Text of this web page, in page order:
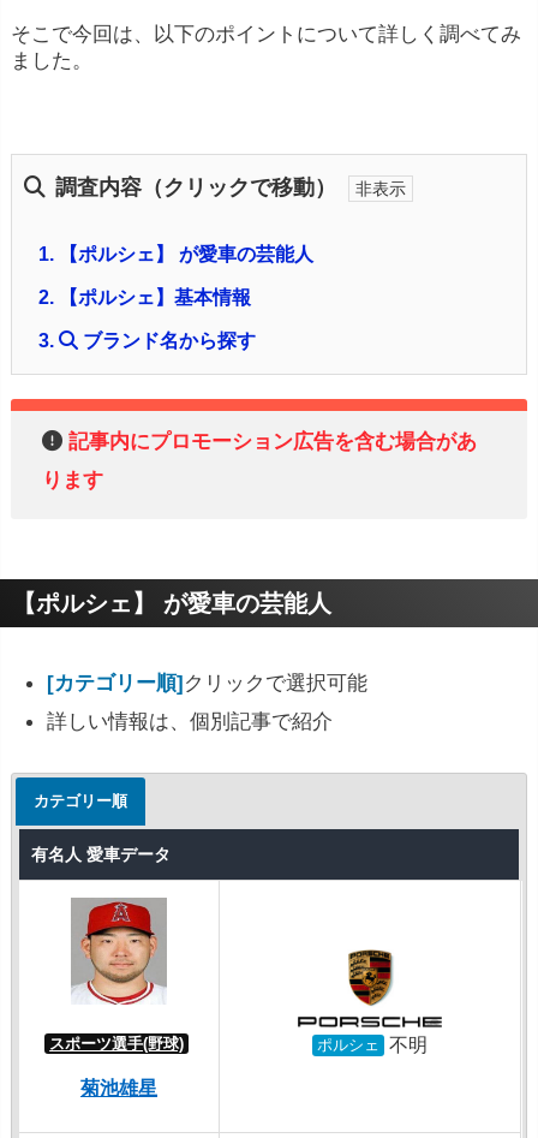
そこで今回は、以下のポイントについて詳しく調べてみ
ました。
調査内容（クリックで移動）
1. 【ポルシェ】 が愛車の芸能人
2. 【ポルシェ】基本情報
3. ブランド名から探す
記事内にプロモーション広告を含む場合があ
ります
【ポルシェ】 が愛車の芸能人
[カテゴリー順]クリックで選択可能
詳しい情報は、個別記事で紹介
カテゴリー順
有名人 愛車データ
スポーツ選手(野球)
菊池雄星
ポルシェ 不明